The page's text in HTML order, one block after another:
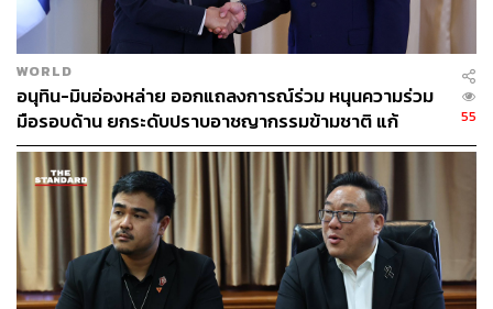
TAGS: UNCLOS Timor-Leste พรรคประชาชน
MOU 44
สรศักดิ์ สมรไกรสรกิจ
กระทรวงการต่างประเทศ
Australia
Cambodia
128
WORLD
อนุทิน-มินอ่องหล่าย ออกแถลงการณ์ร่วม หนุนความร่วม
มือรอบด้าน ยกระดับปราบอาชญากรรมข้ามชาติ แก้
ปัญหาหมอกควัน-มลพิษทางน้ำ
55